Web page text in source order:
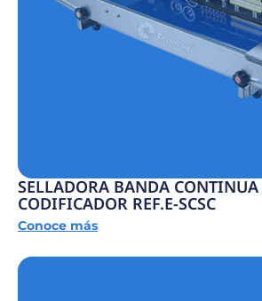
SELLADORA BANDA
CODIFICADOR REF.E-SCSC
Conoce más